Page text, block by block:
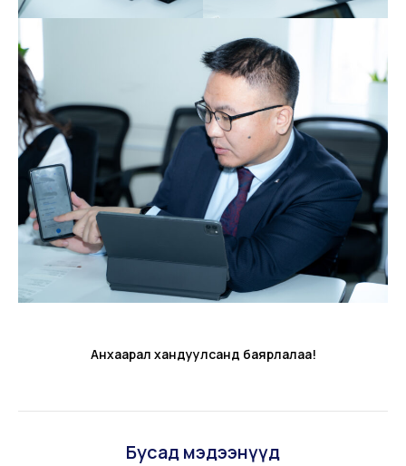
Анхаарал хандуулсанд баярлалаа!
Бусад мэдээнүүд